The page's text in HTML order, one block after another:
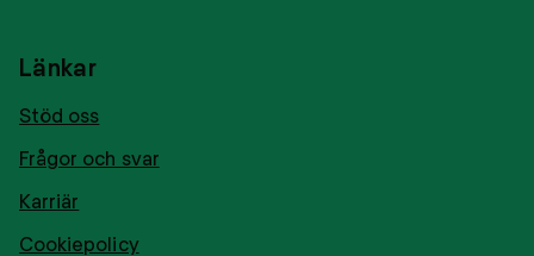
Länkar
Stöd oss
Frågor och svar
Karriär
Cookiepolicy